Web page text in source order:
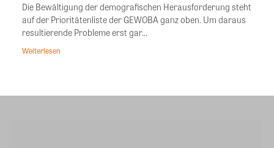
Die Bewältigung der demografischen Herausforderung steht
auf der Prioritätenliste der GEWOBA ganz oben. Um daraus
resultierende Probleme erst gar...
Weiterlesen